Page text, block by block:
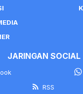
JARINGAN SOCIAL
RSS